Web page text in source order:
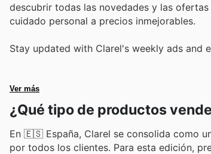
descubrir todas las novedades y las
cuidado personal a precios inmejorables.
Stay updated with Clarel's weekly ads and
Ver más
¿Qué tipo de productos
En 🇪🇸 España, Clarel se consolida como
por todos los clientes. Para esta edición,